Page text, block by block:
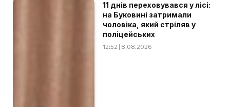
11 днів переховувався у лісі:
на Буковині затримали
чоловіка, який стріляв у
поліцейських
12:52 | 8.08.2026